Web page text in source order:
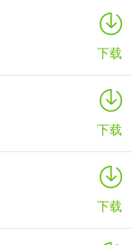
上！
下载
下载
下载